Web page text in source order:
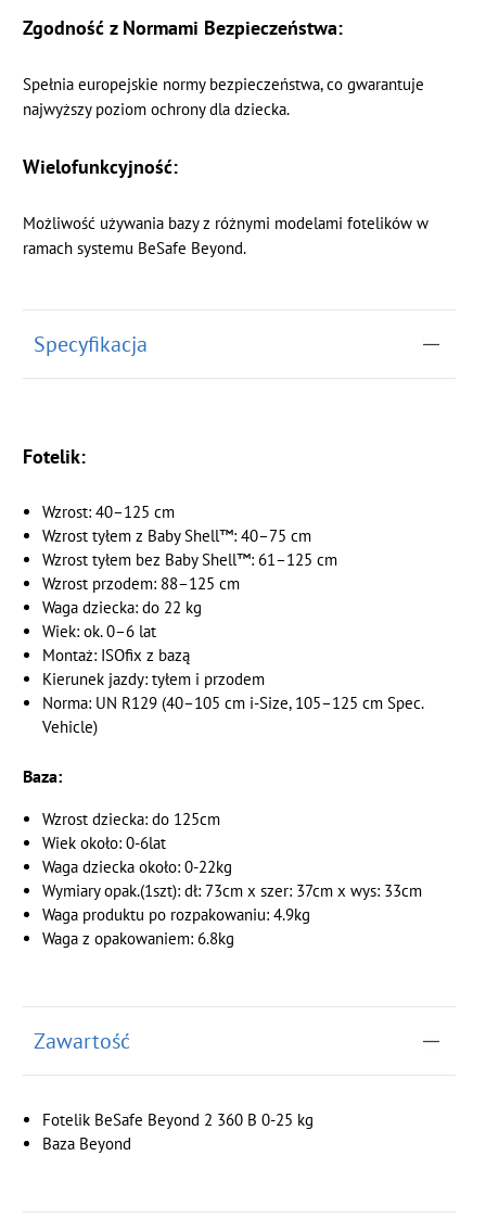
Zgodność z Normami Bezpieczeństwa:
Spełnia europejskie normy bezpieczeństwa, co gwarantuje
najwyższy poziom ochrony dla dziecka.
Wielofunkcyjność:
Możliwość używania bazy z różnymi modelami fotelików w
ramach systemu BeSafe Beyond.
Specyfikacja
Fotelik:
Wzrost: 40–125 cm
Wzrost tyłem z Baby Shell™: 40–75 cm
Wzrost tyłem bez Baby Shell™: 61–125 cm
Wzrost przodem: 88–125 cm
Waga dziecka: do 22 kg
Wiek: ok. 0–6 lat
Montaż: ISOfix z bazą
Kierunek jazdy: tyłem i przodem
Norma: UN R129 (40–105 cm i-Size, 105–125 cm Spec.
Vehicle)
Baza:
Wzrost dziecka: do 125cm
Wiek około: 0-6lat
Waga dziecka około: 0-22kg
Wymiary opak.(1szt): dł: 73cm x szer: 37cm x wys: 33cm
Waga produktu po rozpakowaniu: 4.9kg
Waga z opakowaniem: 6.8kg
Zawartość
Fotelik BeSafe Beyond 2 360 B 0-25 kg
Baza Beyond